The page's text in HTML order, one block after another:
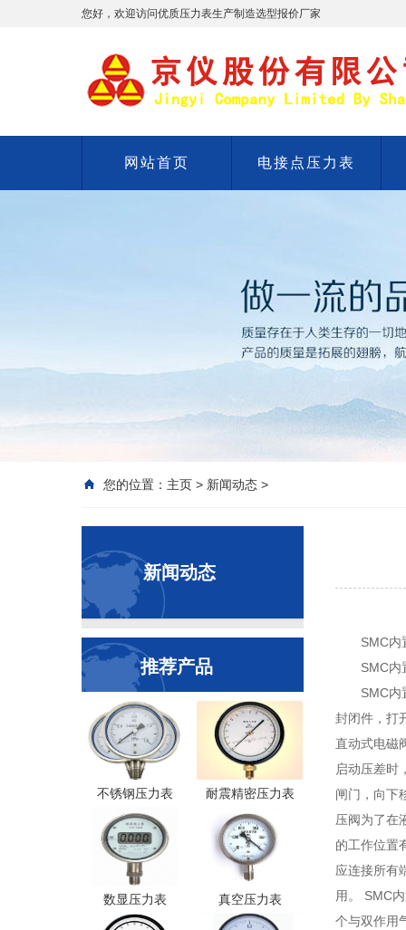
您好，欢迎访问优质压力表生产制造选型报价厂家
网站首页 电接点压力表
您的位置： 主页 > 新闻动态 >
新闻动态
推荐产品
不锈钢压力表 耐震精密压力表
数显压力表 真空压力表
SMC内
SMC内
SMC内
封闭件，打
直动式电磁
启动压差时
闸门，向下
压阀为了在
的工作位置
应连接所有
用。 SMC
个与双作用